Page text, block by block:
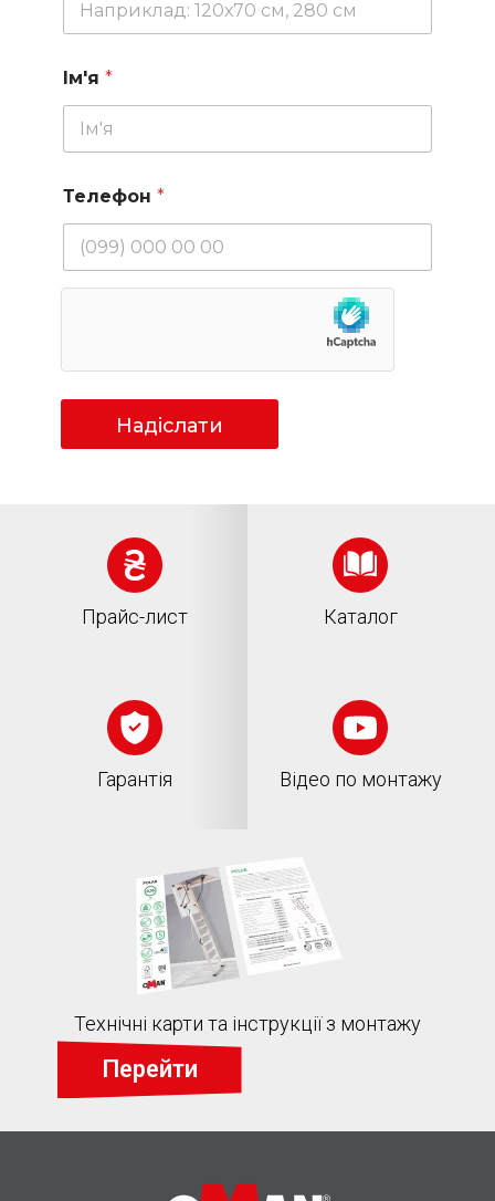
Ім'я *
Телефон *
Надіслати
Прайс-лист Каталог
Гарантія Відео по монтажу
Технічні карти та інструкції з монтажу
Перейти